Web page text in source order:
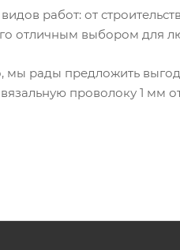
работ: от
отличным выбором для
рады предложить
проволоку 1 мм